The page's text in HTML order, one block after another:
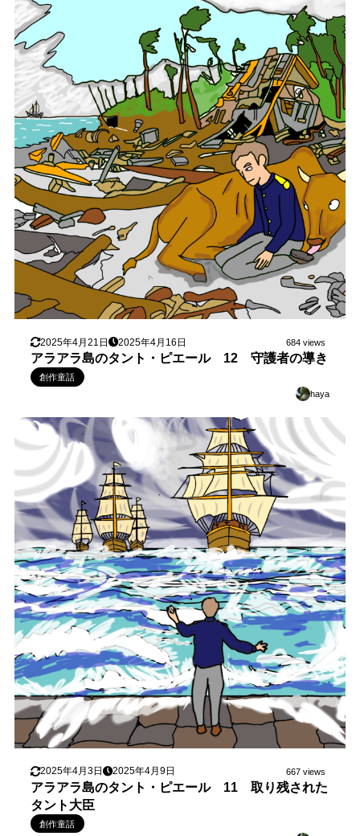
2025年4月21日 2025年4月16日 684 views
アラアラ島のタント・ピエール 12 守護者の導き
創作童話
haya
2025年4月3日 2025年4月9日 667 views
アラアラ島のタント・ピエール 11 取り残された
タント大臣
創作童話